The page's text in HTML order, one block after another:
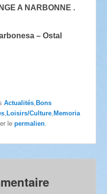
A NARBONNE .
– Ostal
Actualités ,Bons
,Loisirs/Culture ,Memoria
lepermalien